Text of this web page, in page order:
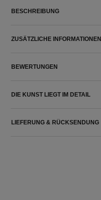
BESCHREIBUNG
ZUSÄTZLICHE INFORMATIONEN
BEWERTUNGEN
DIE KUNST LIEGT IM DETAIL
LIEFERUNG & RÜCKSENDUNG